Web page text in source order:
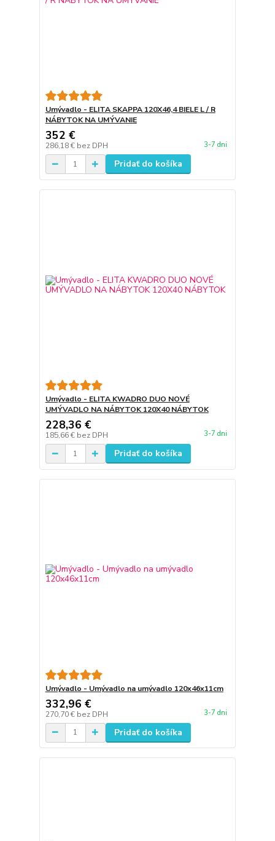
Umývadlo - ELITA SKAPPA 120X46,4 BIELE L / R
NÁBYTOK NA UMÝVANIE
352 €
286,18 € bez DPH 3-7 dni
Pridať do košíka
Umývadlo - ELITA KWADRO DUO NOVÉ
UMÝVADLO NA NÁBYTOK 120X40 NÁBYTOK
228,36 €
185,66 € bez DPH 3-7 dni
Pridať do košíka
Umývadlo - Umývadlo na umývadlo 120x46x11cm
332,96 €
270,70 € bez DPH 3-7 dni
Pridať do košíka